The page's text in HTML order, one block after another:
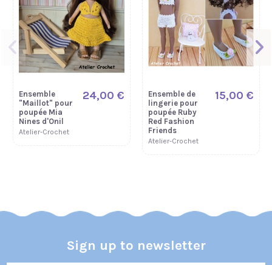
Ensemble
"Maillot" pour
poupée Mia
Nines d'Onil
Atelier-Crochet
24,00 €
Ensemble de
lingerie pour
poupée Ruby
Red Fashion
Friends
Atelier-Crochet
15,00 €
Sign up to newsletter